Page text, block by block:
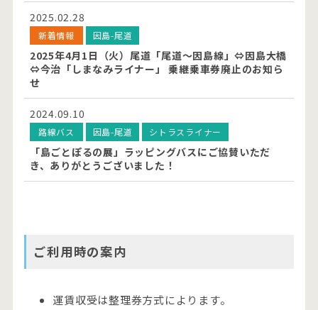
2025.02.28
新着情報 因島-尾道
2025年4月1日（火）尾道「尾道～因島線」⇔因島大橋
⇔今治「しまなみライナー」 乗継乗車券廃止のお知ら
せ
2024.09.10
路線バス 因島-尾道 シトラスライナー
「島ごとぽるの展」ラッピングバスにご協賛いただ
き、ありがとうございました！
ご利用時の案内
運賃収受は整理券方式によります。